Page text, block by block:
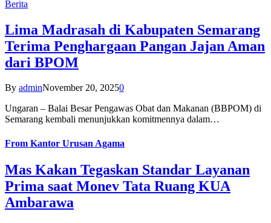
Berita
Lima Madrasah di Kabupaten Semarang
Terima Penghargaan Pangan Jajan Aman
dari BPOM
By adminNovember 20, 20250
Ungaran – Balai Besar Pengawas Obat dan Makanan (BBPOM) di
Semarang kembali menunjukkan komitmennya dalam…
From Kantor Urusan Agama
Mas Kakan Tegaskan Standar Layanan
Prima saat Monev Tata Ruang KUA
Ambarawa